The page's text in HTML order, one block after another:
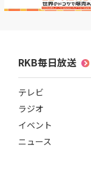
RKB毎日放送
テレビ
ラジオ
イベント
ニュース